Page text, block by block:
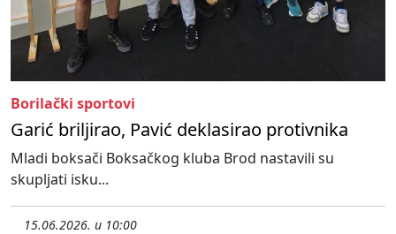
Borilački sportovi
Garić briljirao, Pavić deklasirao protivnika
Mladi boksači Boksačkog kluba Brod nastavili su
skupljati isku...
15.06.2026. u 10:00